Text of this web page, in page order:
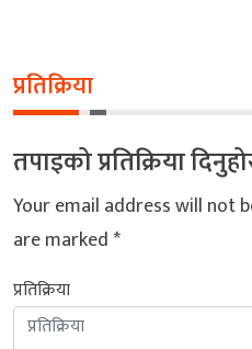
प्रतिक्रिया
तपाइको प्रतिक्रिया
Your email address will not
are marked*
प्रतिक्रिया